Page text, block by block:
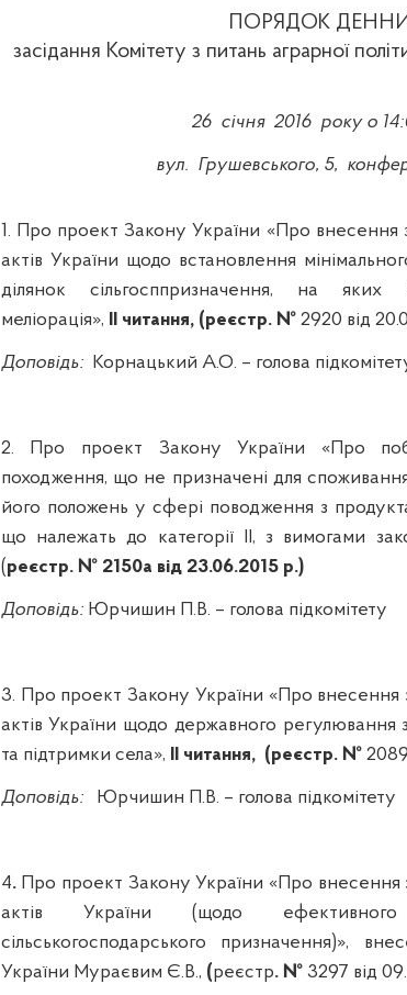
ПОРЯДОК ДЕНН
засідання Комітету з питань аграрної
26 січня 2016 року о
вул. Грушевського, 5,
1. Про проект Закону України «Про внесення
актів України щодо встановлення
ділянок сільгосппризначення, на яких
меліорація», II читання, (реєстр. № 2920 від
Доповідь: Корнацький А.О. – голова
2. Про проект Закону України «Про
походження, що не призначені для
його положень у сфері поводження з
що належать до категорії ІІ, з вимогами
(реєстр. № 2150а від 23.06.2015 р.)
Доповідь: Юрчишин П.В. – голова підкомітету
3. Про проект Закону України «Про внесення
актів України щодо державного регулювання
та підтримки села», II читання, (реєстр. № 2089
Доповідь: Юрчишин П.В. – голова підкомітету
4. Про проект Закону України «Про внесення
актів України (щодо ефективного
сільськогосподарського призначення)»,
України Мураєвим Є.В., (реєстр. № 3297 від